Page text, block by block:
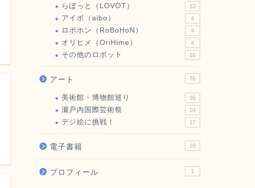
らぼっと（LOVOT） 13
アイボ（aibo） 4
ロボホン（RoBoHoN） 4
オリヒメ（OriHime） 4
その他のロボット 16
アート 76
美術館・博物館巡り 35
瀬戸内国際芸術祭 24
デジ絵に挑戦！ 17
電子書籍 19
プロフィール 1